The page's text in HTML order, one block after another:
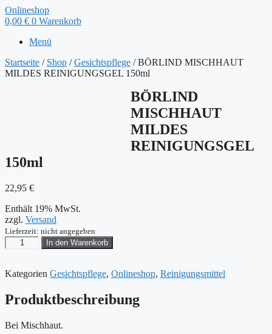
Onlineshop
0,00 € 0 Warenkorb
Menü
Startseite / Shop /Gesichtspflege / BÖRLIND MISCHHAUT
MILDES REINIGUNGSGEL 150ml
BÖRLIND
MISCHHAUT
MILDES
REINIGUNGSGEL
150ml
22,95 €
Enthält 19% MwSt.
zzgl. Versand
Lieferzeit: nicht angegeben
BÖRLIND
MISCHHAUT
REINIGUNGSGEL
Menge
In den Warenkorb
Kategorien Gesichtspflege, Onlineshop, Reinigungsmittel
Produktbeschreibung
Bei Mischhaut.